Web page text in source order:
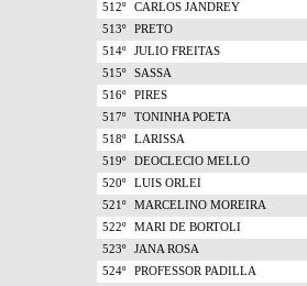
512º
CARLOS JANDREY
513º
PRETO
514º
JULIO FREITAS
515º
SASSA
516º
PIRES
517º
TONINHA POETA
518º
LARISSA
519º
DEOCLECIO MELLO
520º
LUIS ORLEI
521º
MARCELINO MOREIRA
522º
MARI DE BORTOLI
523º
JANA ROSA
524º
PROFESSOR PADILLA